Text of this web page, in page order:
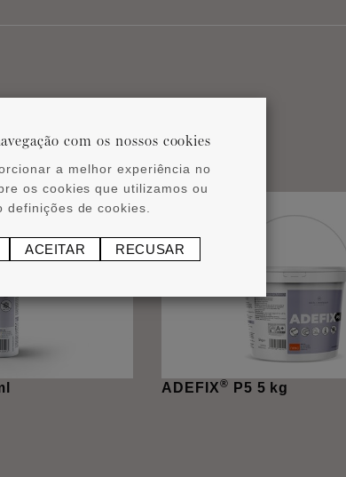
ADEFIX® P5 5 kg
com os nossos cookies
a melhor experiência no
os cookies que utilizamos ou
de cookies.
ACEITAR RECUSAR